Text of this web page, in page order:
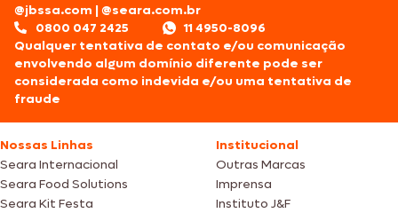
@jbssa.com |@seara.com.br
0800 047 2425
11 4950-8096
Qualquer tentativa de contato e/ou comunicação
envolvendo algum domínio diferente pode ser
considerada como indevida e/ou uma tentativa de
fraude
Nossas Linhas
Seara Internacional
Seara Food Solutions
Seara Kit Festa
Institucional
Outras Marcas
Imprensa
Instituto J&F